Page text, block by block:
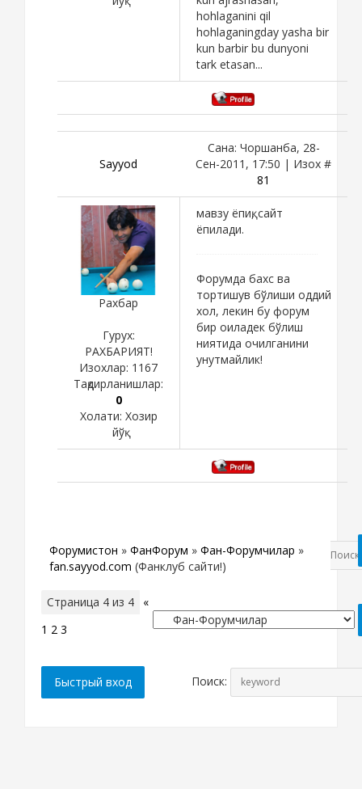
hohlaganini qil
hohlaganingday yasha bir
kun barbir bu dunyoni
tark etasan...
Sayyod
Сана: Чоршанба, 28-
Сен-2011, 17:50 | Изох #
81
Рахбар
Гурух:
РАХБАРИЯТ!
Изохлар: 1167
Тақдирланишлар:
0
Холати: Хозир
йўқ
мавзу ёпиқ, сайт
ёпилади.
Форумда бахс ва
тортишув бўлиши оддий
хол, лекин бу форум
бир оиладек бўлиш
ниятида очилганини
унутмайлик!
Форумистон » ФанФорум » Фан-Форумчилар »
fan.sayyod.com (Фанклуб сайти!)
Страница 4 из 4
«
1 2 3
Поиск: